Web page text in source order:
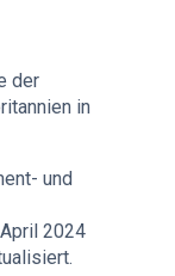
der
in
und
2024